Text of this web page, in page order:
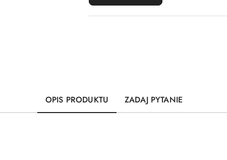
OPIS PRODUKTU ZADAJ PYTANIE